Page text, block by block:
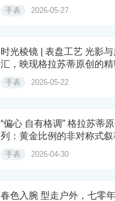
手表 2026-05-27
时光棱镜 | 表盘工艺 光影
汇，映现格拉苏蒂原创的
手表 2026-05-22
“偏心 自有格调” 格拉苏蒂
列：黄金比例的非对称式叙
手表 2026-04-30
春色入腕 型走户外，七零